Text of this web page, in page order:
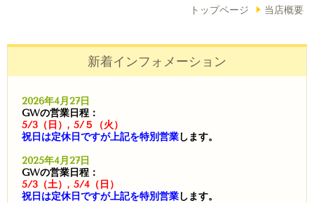
トップページ 当店概要
新着インフォメーション
2026年4月27日
GWの営業日程：
5/3（日）, 5/５（火）
祝日は定休日ですが上記を特別営業します。
2025年4月27日
GWの営業日程：
5/3（土）, 5/4（日）
祝日は定休日ですが上記を特別営業します。